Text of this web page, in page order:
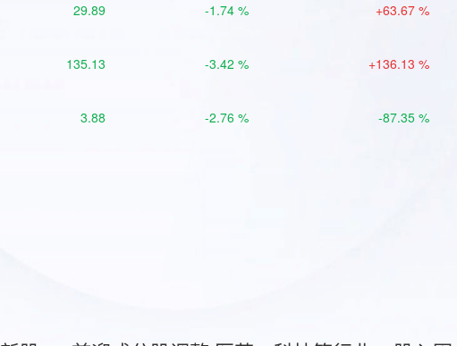
29.89 -1.74 % +63.67 %
135.13 -3.42 % +136.13 %
3.88 -2.76 % -87.35 %